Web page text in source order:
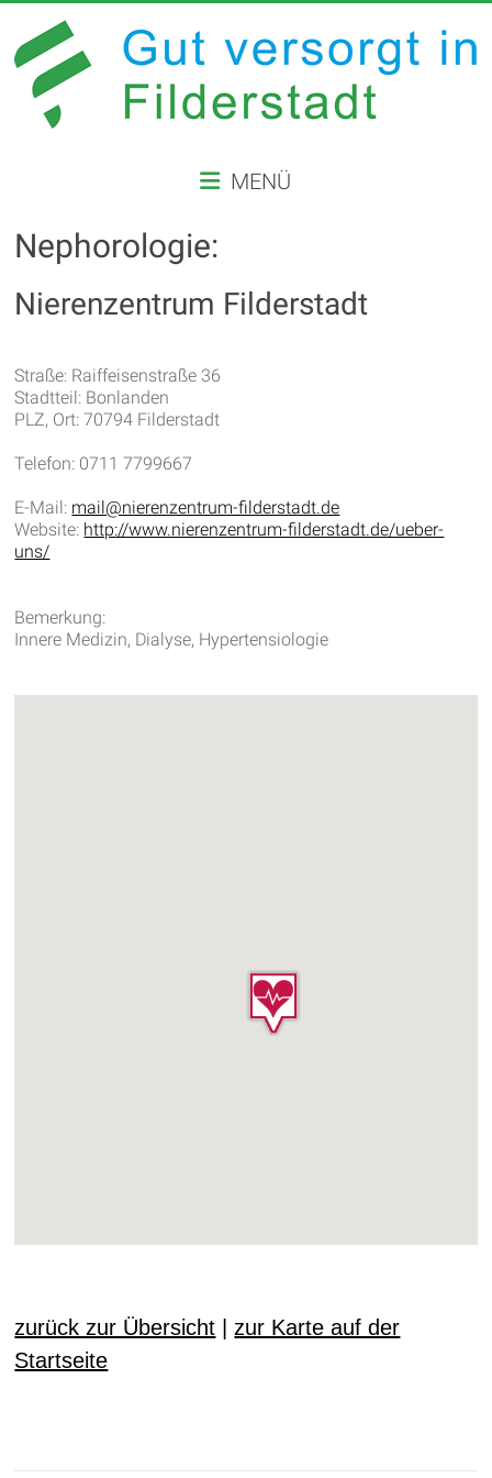
Inhalt
springen
VERSORGT
IN
FILDERSTADT
Stadt
Filderstadt
MENÜ
Nephorologie:
Nierenzentrum Filderstadt
Straße: Raiffeisenstraße 36
Stadtteil: Bonlanden
PLZ, Ort: 70794 Filderstadt
Telefon: 0711 7799667
E-Mail: mail@nierenzentrum-filderstadt.de
Website: http://www.nierenzentrum-filderstadt.de/ueber-
uns/
Bemerkung:
Innere Medizin, Dialyse, Hypertensiologie
zurück zur Übersicht
zur Karte auf der
Startseite